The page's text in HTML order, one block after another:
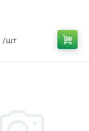
/шт